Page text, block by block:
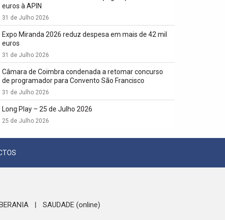
euros à APIN
31 de Julho 2026
Expo Miranda 2026 reduz despesa em mais de 42 mil
euros
31 de Julho 2026
Câmara de Coimbra condenada a retomar concurso
de programador para Convento São Francisco
31 de Julho 2026
Long Play – 25 de Julho 2026
25 de Julho 2026
SAUDADE (online)